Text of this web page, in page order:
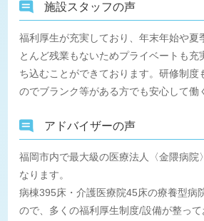
施設スタッフの声
福利厚生が充実しており、年末年始や夏
とんど残業もないためプライベートも充
ち込むことができております。研修制度
のでブランク等がある方でも安心して働
アドバイザーの声
福岡市内で最大級の医療法人〈金隈病院
なります。
病棟395床・介護医療院45床の療養型病
ので、多くの福利厚生制度/設備が整っ